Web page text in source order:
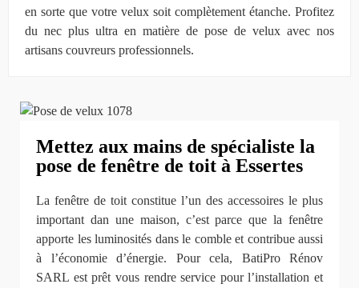
en sorte que votre velux soit complètement étanche. Profitez
du nec plus ultra en matière de pose de velux avec nos
artisans couvreurs professionnels.
Mettez aux mains de spécialiste la
pose de fenêtre de toit à Essertes
La fenêtre de toit constitue l’un des accessoires le plus
important dan une maison, c’est parce que la fenêtre
apporte les luminosités dans le comble et contribue aussi
à l’économie d’énergie. Pour cela, BatiPro Rénov
SARL est prêt vous rendre service pour l’installation et